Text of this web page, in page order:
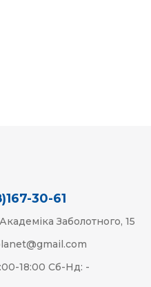
30-61
Заболотного, 15
18:00 Сб-Нд: -